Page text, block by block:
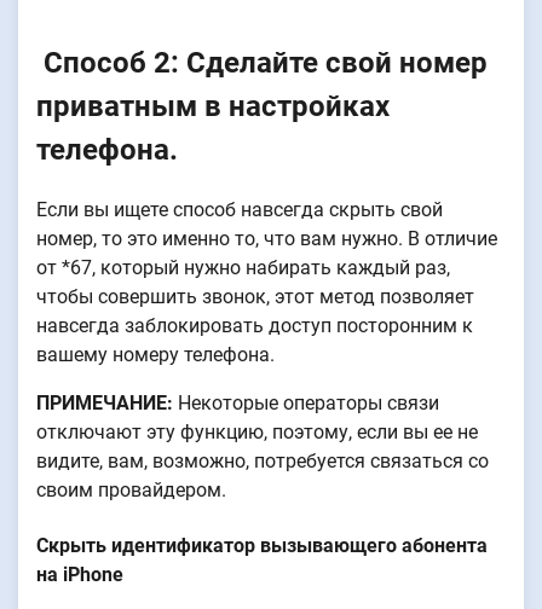
Способ 2: Сделайте свой номер
приватным в настройках
телефона.
Если вы ищете способ навсегда скрыть свой
номер, то это именно то, что вам нужно. В отличие
от *67, который нужно набирать каждый раз,
чтобы совершить звонок, этот метод позволяет
навсегда заблокировать доступ посторонним к
вашему номеру телефона.
ПРИМЕЧАНИЕ: Некоторые операторы связи
отключают эту функцию, поэтому, если вы ее не
видите, вам, возможно, потребуется связаться со
своим провайдером.
Скрыть идентификатор вызывающего абонента
на iPhone